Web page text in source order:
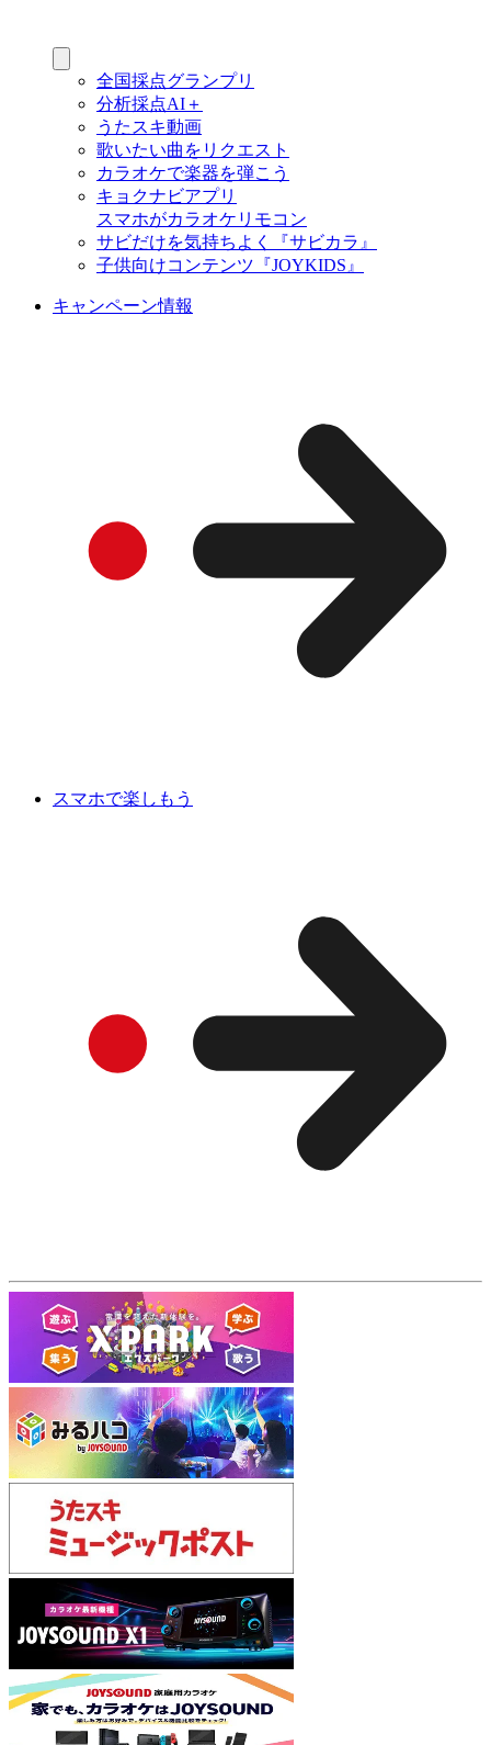
全国採点グランプリ
分析採点AI＋
うたスキ動画
歌いたい曲をリクエスト
カラオケで楽器を弾こう
キョクナビアプリ
スマホがカラオケリモコン
サビだけを気持ちよく『サビカラ』
子供向けコンテンツ『JOYKIDS』
キャンペーン情報
スマホで楽しもう